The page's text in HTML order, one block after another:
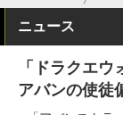
ニュース
「ドラクエ
アバンの使徒